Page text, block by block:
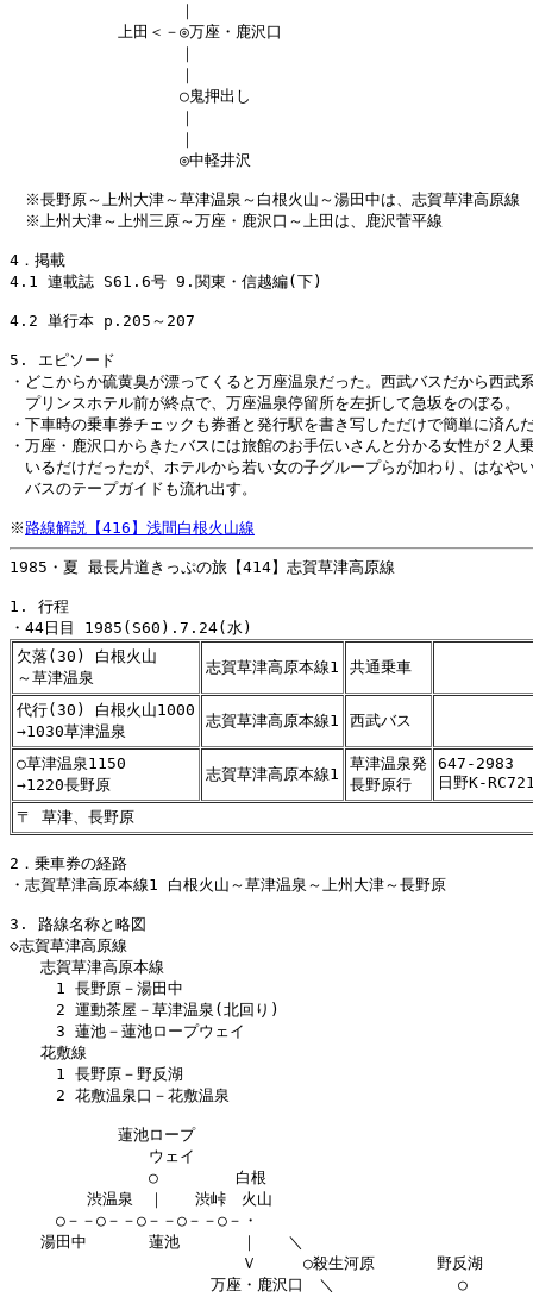
｜
上田＜－◎万座・鹿沢口
｜
｜
○鬼押出し
｜
｜
◎中軽井沢
※長野原～上州大津～草津温泉～白根火山～湯田中は、志賀草津高原線
※上州大津～上州三原～万座・鹿沢口～上田は、鹿沢菅平線
4．掲載
4.1 連載誌 S61.6号 9.関東・信越編(下)
4.2 単行本 p.205～207
5. エピソード
・どこからか硫黄臭が漂ってくると万座温泉だった。西武バスだから西武
プリンスホテル前が終点で、万座温泉停留所を左折して急坂をのぼる。
・下車時の乗車券チェックも券番と発行駅を書き写しただけで簡単に済ん
・万座・鹿沢口からきたバスには旅館のお手伝いさんと分かる女性が２人
いるだけだったが、ホテルから若い女の子グループらが加わり、はなや
バスのテープガイドも流れ出す。
※ 路線解説【416】浅間白根火山線
1985・夏 最長片道きっぷの旅【414】志賀草津高原線
1. 行程
欠落(30) 白根火山
～草津温泉
志賀草津高原本線1 共通乗車
代行(30) 白根火山1000
→1030草津温泉
志賀草津高原本線1 西武バス
○草津温泉1150
→1220長野原
志賀草津高原本線1
草津温泉発
長野原行
647-2983
日野K-
〒 草津、長野原
2．乗車券の経路
・志賀草津高原本線1 白根火山～草津温泉～上州大津～長野原
3. 路線名称と略図
◇志賀草津高原線
志賀草津高原本線
1 長野原－湯田中
2 運動茶屋－草津温泉(北回り)
3 蓮池－蓮池ロープウェイ
花敷線
1 長野原－野反湖
2 花敷温泉口－花敷温泉
蓮池ロープ
ウェイ
○　　　　　白根
渋温泉　｜　　渋峠　火山
○－－○－－○－－○－－○－・
湯田中　　　　蓮池　　　　｜　　＼
Ｖ　　　○殺生河原　　　　野反湖
万座・鹿沢口　＼　　　　　　　　○